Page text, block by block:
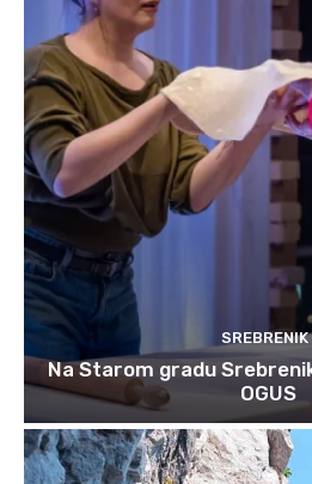
SREBRENIK
Na Starom gradu
OGUS